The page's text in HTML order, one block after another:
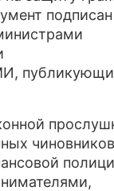
ПРОИСШЕСТВИЯ
СТИЛЬ ЖИЗНИ
СЕРИАЛЫ
ИГРЫ
ПРЕСС-РЕЛИЗЫ
подписан